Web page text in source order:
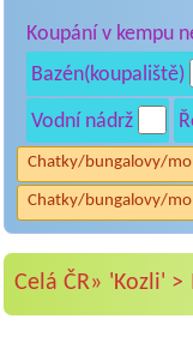
Koupání v kempu
Bazén(koupaliště)
Vodní nádrž
Chatky/bungalovy/
Chatky/bungalovy/
Celá ČR» 'Kozli' >